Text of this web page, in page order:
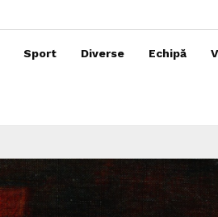
Sport Diverse Echipă